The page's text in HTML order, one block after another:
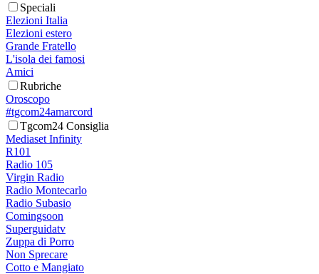
Speciali
Elezioni Italia
Elezioni estero
Grande Fratello
L'isola dei famosi
Amici
Rubriche
Oroscopo
#tgcom24amarcord
Tgcom24 Consiglia
Mediaset Infinity
R101
Radio 105
Virgin Radio
Radio Montecarlo
Radio Subasio
Comingsoon
Superguidatv
Zuppa di Porro
Non Sprecare
Cotto e Mangiato